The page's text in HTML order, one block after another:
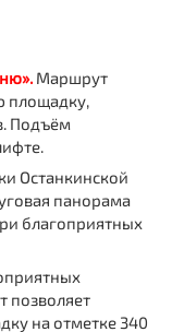
Маршрут
площадку,
Подъём
Останкинской
панорама
благоприятных
позволяет
на отметке 340